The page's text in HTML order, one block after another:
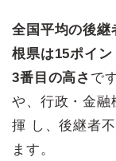
全国平均の後継
根県は15ポイ
3番目の高さ で
や、行政・金融
揮 し、後継者
ます。